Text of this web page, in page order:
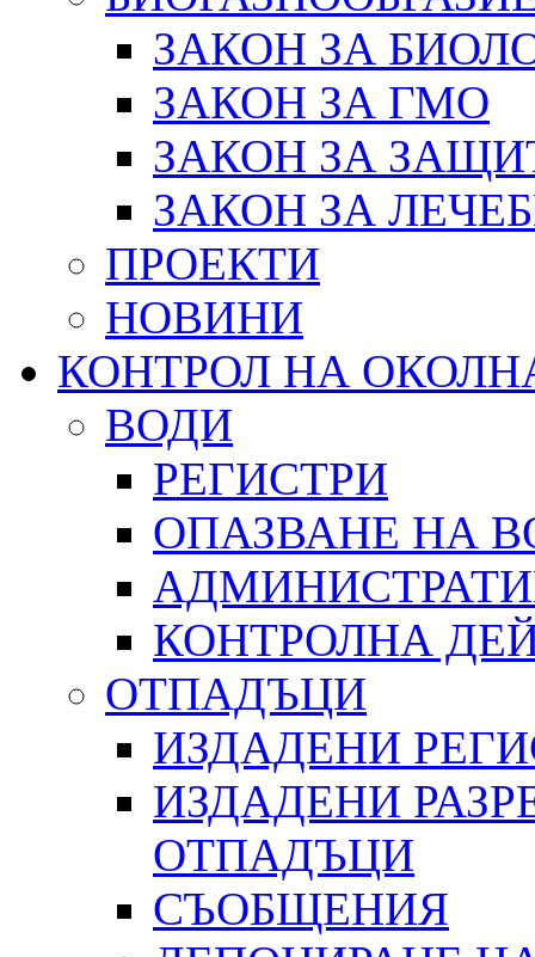
ЗАКОН ЗА
ЗАКОН ЗА ГМО
ЗАКОН ЗА
ЗАКОН ЗА
ПРОЕКТИ
НОВИНИ
КОНТРОЛ НА
ВОДИ
РЕГИСТРИ
ОПАЗВАНЕ НА
КОНТРОЛНА
ОТПАДЪЦИ
ИЗДАДЕНИ
ИЗДАДЕНИ
ОТПАДЪЦИ
СЪОБЩЕНИЯ